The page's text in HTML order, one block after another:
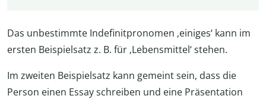
Das unbestimmte Indefinitpronomen ‚einiges‘ kann im
ersten Beispielsatz z. B. für ‚Lebensmittel‘ stehen.
Im zweiten Beispielsatz kann gemeint sein, dass die
Person einen Essay schreiben und eine Präsentation